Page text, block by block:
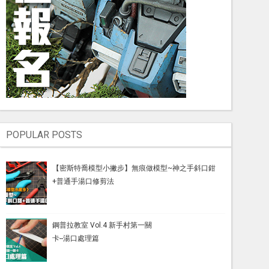
POPULAR POSTS
【密斯特喬模型小撇步】無痕做模型~神之手斜口鉗
+普通手湯口修剪法
鋼普拉教室 Vol.4 新手村第一關
卡--湯口處理篇